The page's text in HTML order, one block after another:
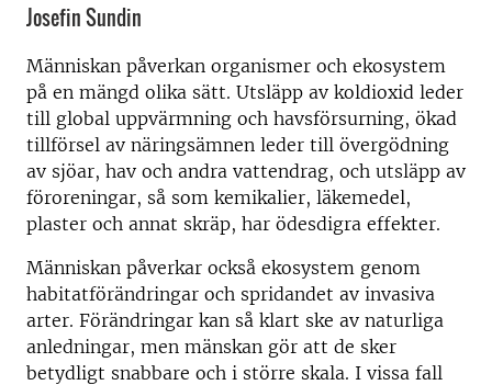
Josefin Sundin
Människan påverkan organismer och ekosystem
på en mängd olika sätt. Utsläpp av koldioxid leder
till global uppvärmning och havsförsurning, ökad
tillförsel av näringsämnen leder till övergödning
av sjöar, hav och andra vattendrag, och utsläpp av
föroreningar, så som kemikalier, läkemedel,
plaster och annat skräp, har ödesdigra effekter.
Människan påverkar också ekosystem genom
habitatförändringar och spridandet av invasiva
arter. Förändringar kan så klart ske av naturliga
anledningar, men mänskan gör att de sker
betydligt snabbare och i större skala. I vissa fall